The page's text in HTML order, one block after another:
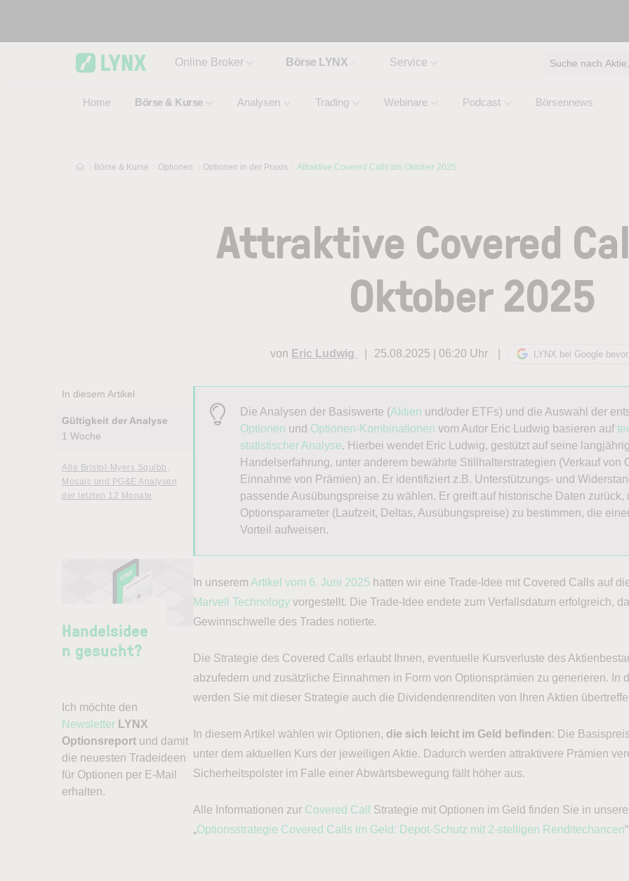
Online Broker Börse LYNX
Home Börse & Kurse Analysen Trading Webinare Podcast Börsennews
Service Suche nach Aktie,
Börse & Kurse Optionen Optionen in der Praxis Attraktive Covered Calls bis Oktober 2025
Attraktive Covered
Oktober 2025
von Eric Ludwig 25.08.2025 | 06:20 Uhr LYNX bei Google
In diesem Artikel
Gültigkeit der Analyse
1 Woche
Alle Bristol-Myers Squibb,
Mosaic und PG&E Analysen
der letzten 12 Monate
Handelsidee
n gesucht?
Ich möchte den
Newsletter LYNX
Optionsreport und damit
die neuesten Tradeideen
für Optionen per E-Mail
erhalten.
Die Analysen der Basiswerte (Aktien und/oder ETFs) und die Auswahl der
Optionen und Optionen-Kombinationen vom Autor Eric Ludwig basieren auf
statistischer Analyse. Hierbei wendet Eric Ludwig, gestützt auf seine
Handelserfahrung, unter anderem bewährte Stillhalterstrategien (Verkauf von
Einnahme von Prämien) an. Er identifiziert z.B. Unterstützungs- und
passende Ausübungspreise zu wählen. Er greift auf historische Daten zurück,
Optionsparameter (Laufzeit, Deltas, Ausübungspreise) zu bestimmen, die
Vorteil aufweisen.
In unserem Artikel vom 6. Juni 2025 hatten wir eine Trade-Idee mit Covered Calls auf
Marvell Technologyvorgestellt. Die Trade-Idee endete zum Verfallsdatum erfolgreich,
Gewinnschwelle des Trades notierte.
Die Strategie des Covered Calls erlaubt Ihnen, eventuelle Kursverluste des
abzufedern und zusätzliche Einnahmen in Form von Optionsprämien zu generieren. In
werden Sie mit dieser Strategie auch die Dividendenrenditen von Ihren Aktien
In diesem Artikel wählen wir Optionen, die sich leicht im Geld befinden: Die
unter dem aktuellen Kurs der jeweiligen Aktie. Dadurch werden attraktivere Prämien
Sicherheitspolster im Falle einer Abwärtsbewegung fällt höher aus.
Alle Informationen zur Covered Call
Strategie mit Optionen im Geld finden Sie in
„Optionsstrategie Covered Calls im Geld: Depot-Schutz mit 2-stelligen Renditechancen